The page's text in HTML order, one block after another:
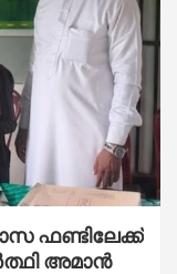
ഫണ്ടിലേക്ക്
അമാൻ